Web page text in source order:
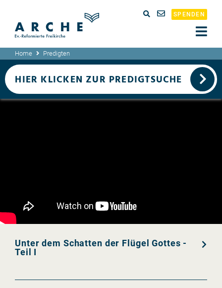
SPENDEN
Home Predigten
Unter dem Schatten der Flügel Gottes -
Teil I
HIER KLICKEN ZUR PREDIGTSUCHE